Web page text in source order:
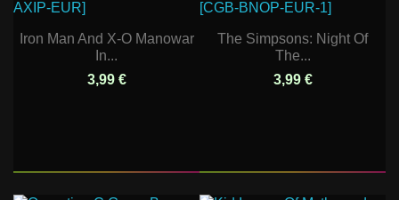
Iron Man And X-O Manowar
In...
3,99 €
The Simpsons: Night Of
The...
3,99 €